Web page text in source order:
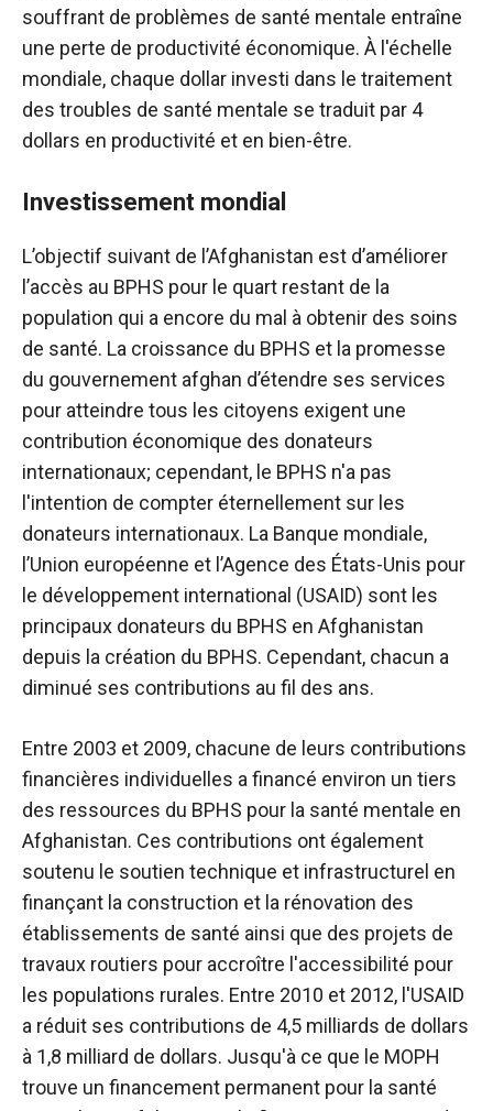
souffrant de problèmes de santé mentale entraîne
une perte de productivité économique. À l'échelle
mondiale, chaque dollar investi dans le traitement
des troubles de santé mentale se traduit par 4
dollars en productivité et en bien-être.
Investissement mondial
L’objectif suivant de l’Afghanistan est d’améliorer
l’accès au BPHS pour le quart restant de la
population qui a encore du mal à obtenir des soins
de santé. La croissance du BPHS et la promesse
du gouvernement afghan d’étendre ses services
pour atteindre tous les citoyens exigent une
contribution économique des donateurs
internationaux; cependant, le BPHS n'a pas
l'intention de compter éternellement sur les
donateurs internationaux. La Banque mondiale,
l’Union européenne et l’Agence des États-Unis pour
le développement international (USAID) sont les
principaux donateurs du BPHS en Afghanistan
depuis la création du BPHS. Cependant, chacun a
diminué ses contributions au fil des ans.
Entre 2003 et 2009, chacune de leurs contributions
financières individuelles a financé environ un tiers
des ressources du BPHS pour la santé mentale en
Afghanistan. Ces contributions ont également
soutenu le soutien technique et infrastructurel en
finançant la construction et la rénovation des
établissements de santé ainsi que des projets de
travaux routiers pour accroître l'accessibilité pour
les populations rurales. Entre 2010 et 2012, l'USAID
a réduit ses contributions de 4,5 milliards de dollars
à 1,8 milliard de dollars. Jusqu'à ce que le MOPH
trouve un financement permanent pour la santé